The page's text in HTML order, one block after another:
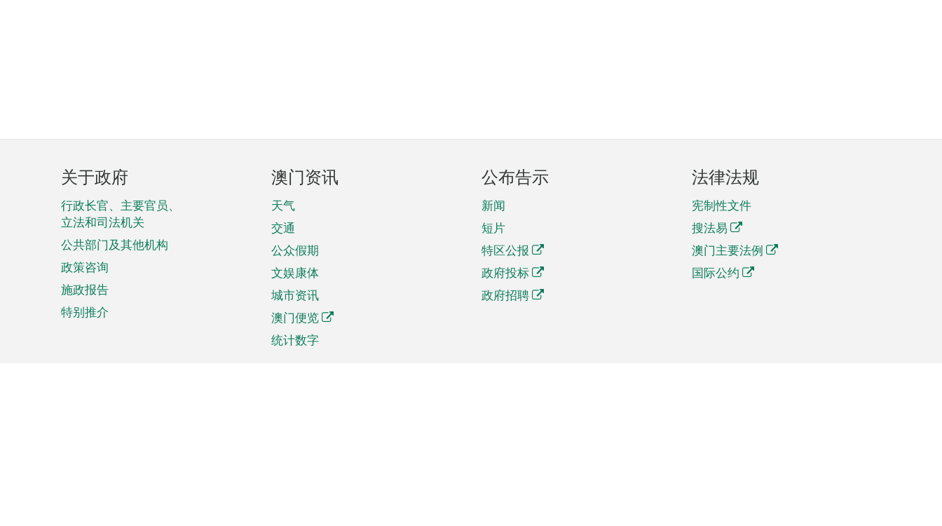
页
脚
菜
单
关于政府
行政长官、主要官员、
立法和司法机关
公共部门及其他机构
政策咨询
施政报告
特别推介
澳门资讯
天气
交通
公众假期
文娱康体
城市资讯
澳门便览
统计数字
公布告示
新闻
短片
特区公报
政府投标
政府招聘
法律法规
宪制性文件
搜法易
澳门主要法例
国际公约